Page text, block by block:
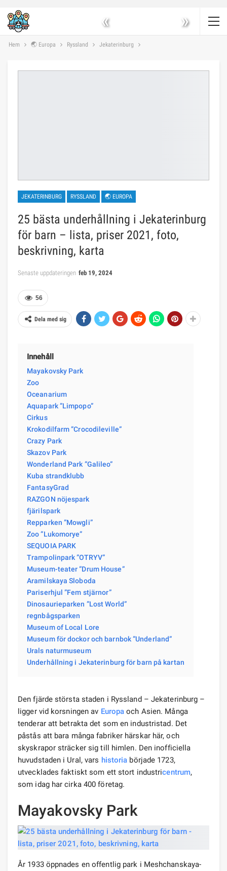
« »
Hem 🌏 Europa Ryssland Jekaterinburg
JEKATERINBURG RYSSLAND 🌏 EUROPA
25 bästa underhållning i Jekaterinburg
för barn – lista, priser 2021, foto,
beskrivning, karta
Senaste uppdateringen feb 19, 2024
56
Dela med sig
Innehåll
Mayakovsky Park
Zoo
Oceanarium
Aquapark ”Limpopo”
Cirkus
Krokodilfarm ”Crocodileville”
Crazy Park
Skazov Park
Wonderland Park ”Galileo”
Kuba strandklubb
FantasyGrad
RAZGON nöjespark
fjärilspark
Repparken ”Mowgli”
Zoo ”Lukomorye”
SEQUOIA PARK
Trampolinpark ”OTRYV”
Museum-teater ”Drum House”
Aramilskaya Sloboda
Pariserhjul ”Fem stjärnor”
Dinosaurieparken ”Lost World”
regnbågsparken
Museum of Local Lore
Museum för dockor och barnbok ”Underland”
Urals naturmuseum
Underhållning i Jekaterinburg för barn på kartan
Den fjärde största staden i Ryssland – Jekaterinburg –
ligger vid korsningen av Europa och Asien. Många
tenderar att betrakta det som en industristad. Det
påstås att bara många fabriker härskar här, och
skyskrapor sträcker sig till himlen. Den inofficiella
huvudstaden i Ural, vars historia började 1723,
utvecklades faktiskt som ett stort industricentrum,
som idag har cirka 400 företag.
Mayakovsky Park
År 1933 öppnades en offentlig park i Meshchanskaya-